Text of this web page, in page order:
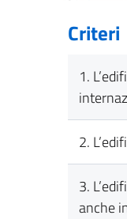
Criteri
1.
2.
3.
anche